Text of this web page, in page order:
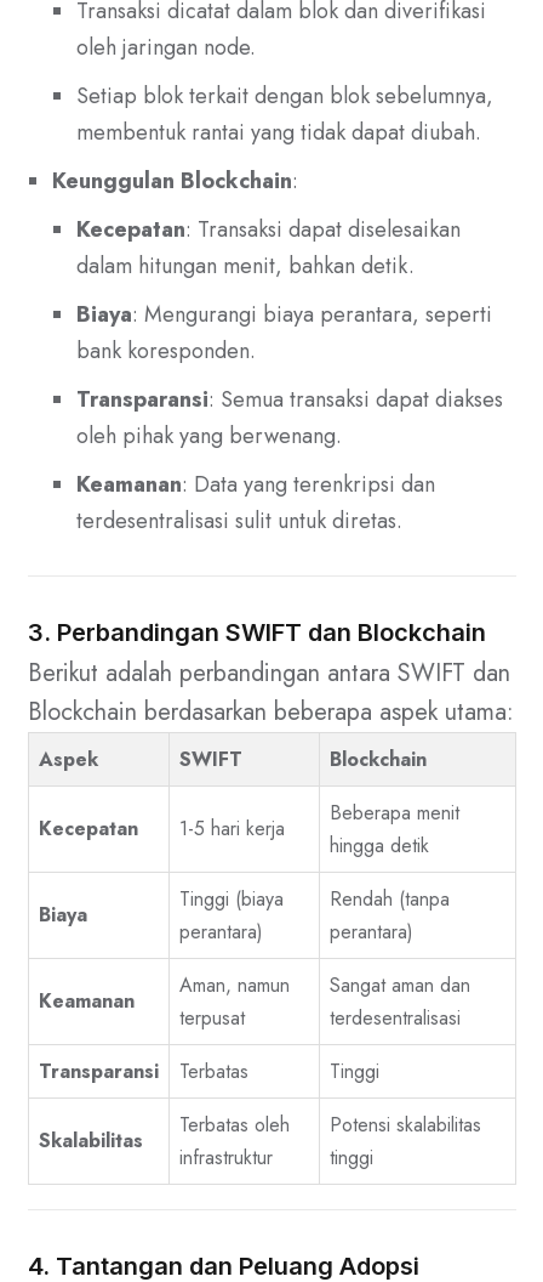
Transaksi dicatat dalam blok dan diverifikasi
oleh jaringan node.
Setiap blok terkait dengan blok sebelumnya,
membentuk rantai yang tidak dapat diubah.
Keunggulan Blockchain:
Kecepatan: Transaksi dapat diselesaikan
dalam hitungan menit, bahkan detik.
Biaya: Mengurangi biaya perantara, seperti
bank koresponden.
Transparansi: Semua transaksi dapat diakses
oleh pihak yang berwenang.
Keamanan: Data yang terenkripsi dan
terdesentralisasi sulit untuk diretas.
3. Perbandingan SWIFT dan Blockchain
Berikut adalah perbandingan antara SWIFT dan
Blockchain berdasarkan beberapa aspek utama:
Aspek SWIFT Blockchain
Kecepatan 1-5 hari kerja
Beberapa menit
hingga detik
Biaya
Tinggi (biaya
perantara)
Rendah (tanpa
perantara)
Keamanan
Aman, namun
terpusat
Sangat aman dan
terdesentralisasi
Transparansi
Terbatas Tinggi
Skalabilitas
Terbatas oleh
infrastruktur
Potensi skalabilitas
tinggi
4. Tantangan dan Peluang Adopsi